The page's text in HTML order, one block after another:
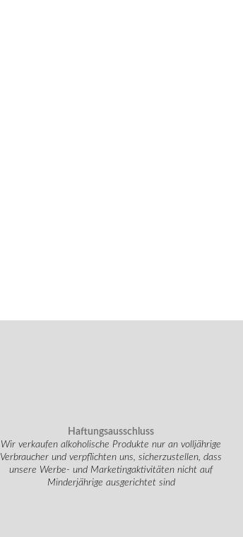
Haftungsausschluss
Wir verkaufen alkoholische Produkte nur an volljährige
Verbraucher und verpflichten uns, sicherzustellen, dass
unsere Werbe- und Marketingaktivitäten nicht auf
Minderjährige ausgerichtet sind